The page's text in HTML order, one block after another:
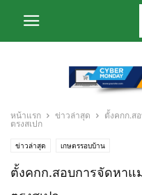
หน้าแรก ข่าวล่าสุด
ตั้งคกก.ส
ตรงสเปก
ข่าวล่าสุด เกษตรรอบบ้าน
ตั้งคกก.สอบการจัดหาแ